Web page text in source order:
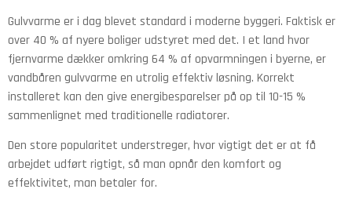
Gulvvarme er i dag blevet standard i moderne byggeri. Faktisk er
over 40 % af nyere boliger udstyret med det. I et land hvor
fjernvarme dækker omkring 64 % af opvarmningen i byerne, er
vandbåren gulvvarme en utrolig effektiv løsning. Korrekt
installeret kan den give energibesparelser på op til 10-15 %
sammenlignet med traditionelle radiatorer.
Den store popularitet understreger, hvor vigtigt det er at få
arbejdet udført rigtigt, så man opnår den komfort og
effektivitet, man betaler for.